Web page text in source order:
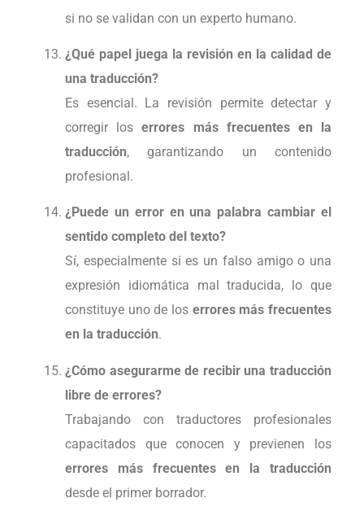
si no se validan con un experto humano.
¿Qué papel juega la revisión en la calidad de
una traducción?
Es esencial. La revisión permite detectar y
corregir loserrores más frecuentes en la
traducción, garantizando un contenido
profesional.
¿Puede un error en una palabra cambiar el
sentido completo del texto?
Sí, especialmente si es un falso amigo o una
expresión idiomática mal traducida, lo que
constituye uno de los errores más frecuentes
en la traducción.
¿Cómo asegurarme de recibir una traducción
libre de errores?
Trabajando con traductores profesionales
capacitados que conocen y previenen los
errores más frecuentes en la traducción
desde el primer borrador.